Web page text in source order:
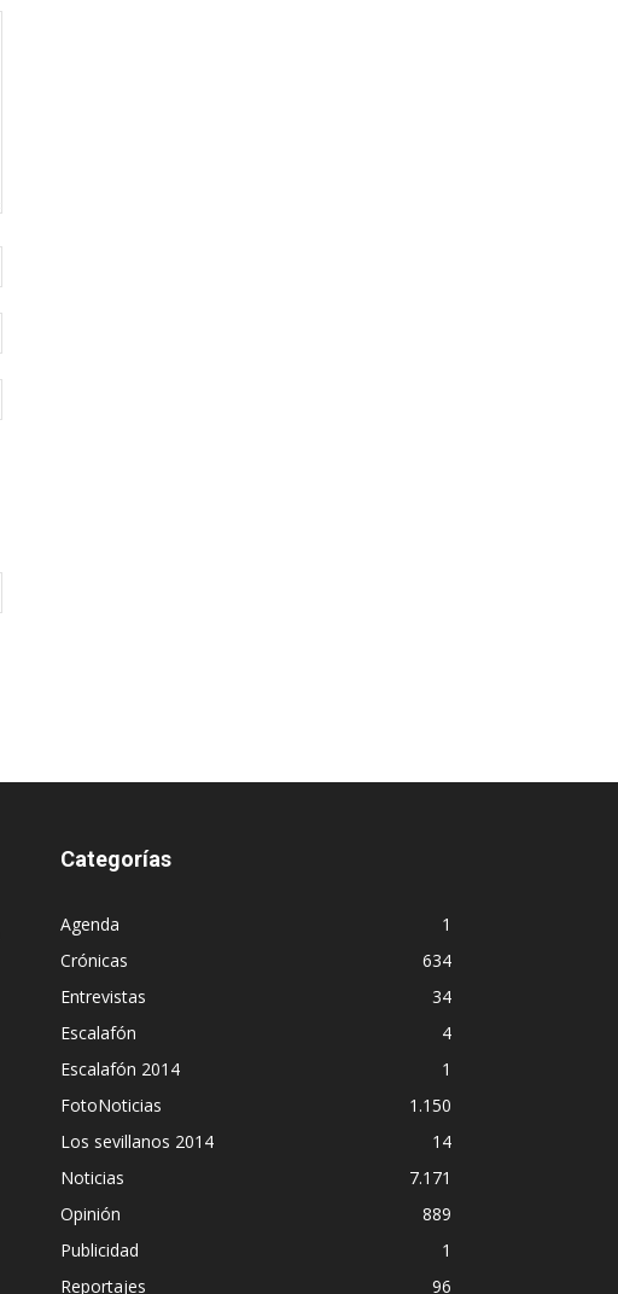
Categorías
Agenda
1
Crónicas
634
Entrevistas
34
Escalafón
4
Escalafón 2014
1
FotoNoticias
1.150
Los sevillanos 2014
14
Noticias
7.171
Opinión
889
Publicidad
1
Reportajes
96